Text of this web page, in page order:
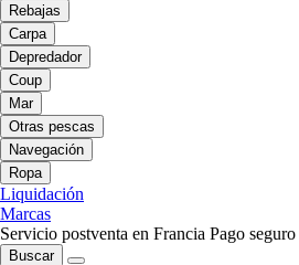
Rebajas
Carpa
Depredador
Coup
Mar
Otras pescas
Navegación
Ropa
Liquidación
Marcas
Servicio postventa en Francia Pago seguro
Buscar